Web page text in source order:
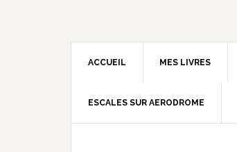
ACCUEIL MES LIVRES
ESCALES SUR AERODROME